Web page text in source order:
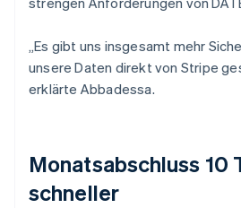
„Es gibt uns insgesamt mehr
unsere Daten direkt von Stripe
erklärte Abbadessa.
Monatsabschluss 10
schneller